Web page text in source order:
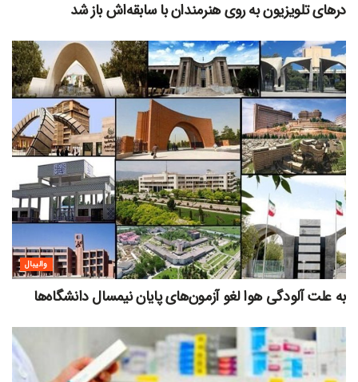
درهای تلویزیون به روی هنرمندان با سابقه‌اش باز شد
والیبال
به علت آلودگی هوا لغو آزمون‌های پایان نیمسال دانشگاه‌ها